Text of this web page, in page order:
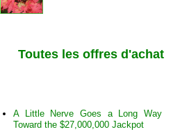
Toutes les offres d'achat
A Little Nerve Goes a Long Way
Toward the $27,000,000 Jackpot